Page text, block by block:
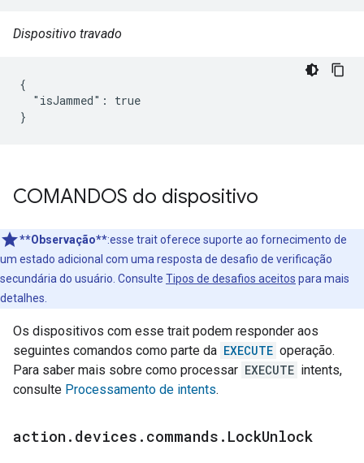
Dispositivo travado
{
  "isJammed": true
}
COMANDOS do dispositivo
**Observação**:esse trait oferece suporte ao fornecimento de
um estado adicional com uma resposta de desafio de verificação
secundária do usuário. Consulte Tipos de desafios aceitos para mais
detalhes.
Os dispositivos com esse trait podem responder aos
seguintes comandos como parte da EXECUTE operação.
Para saber mais sobre como processar EXECUTE intents,
consulte Processamento de intents.
action . devices . commands . LockUnlock